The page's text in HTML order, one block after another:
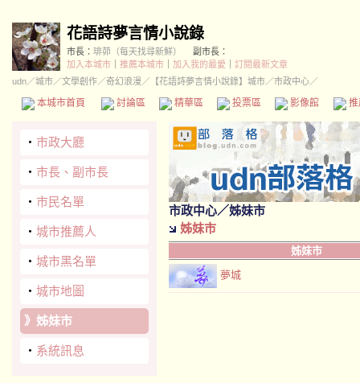
花語詩夢言情小說錄
市長： 琲茆（每天找尋新鮮）
副市長：
加入本城市
推薦本城市 加入我的最愛
訂閱最新文章
udn／城市／文學創作／奇幻浪漫 ／ 【花語詩夢言情小說錄】城市／市政中心／
本城市首頁 討論區 精華區 投票區 影像館
‧ 市政大廳
‧ 市長、副市長
‧ 市民名單
‧ 城市推薦人
‧ 城市黑名單
‧ 城市地圖
》 姊妹市
‧ 系統訊息
市政中心／姊妹市
姊妹市
姊妹市
夢城